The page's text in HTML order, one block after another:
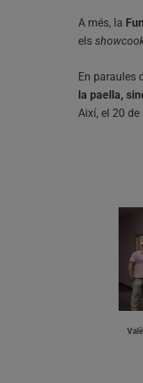
A més, la
els
En paraules
la paella,
Així, el 20